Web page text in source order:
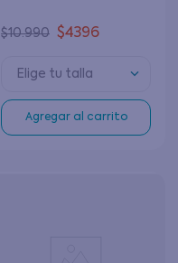
$10.990 $4396
Elige tu talla
Agregar al carrito